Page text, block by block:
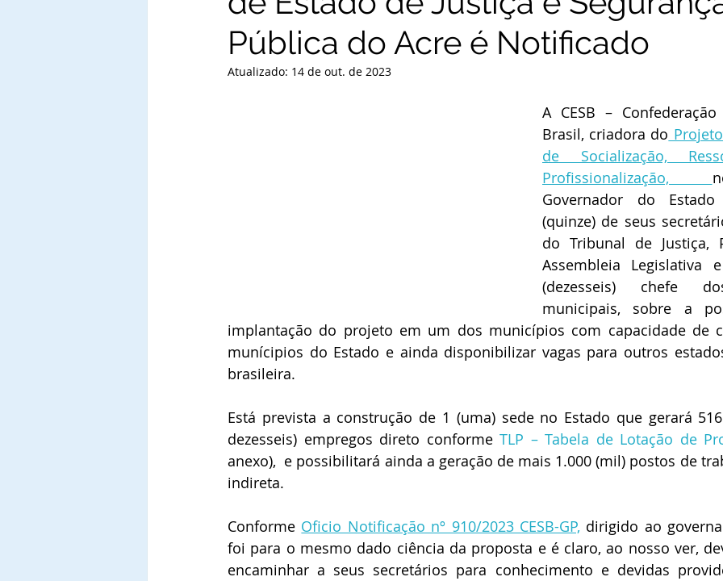
Pública do Acre é Notificado
Atualizado: 14 de out. de 2023
A CESB –
Brasil, criadora do
de Socialização,
Profissionalização,
Governador do
(quinze) de seus
do Tribunal de Justiça,
Assembleia Legislativa
(dezesseis) chefe
municipais, sobre a
implantação do projeto em um dos municípios com capacidade de
munícipios do Estado e ainda disponibilizar vagas para outros
brasileira.
Está prevista a construção de 1 (uma) sede no Estado que gerará
dezesseis) empregos direto conforme TLP – Tabela de Lotação de
anexo),  e possibilitará ainda a geração de mais 1.000 (mil) postos de
indireta.
Conforme Oficio Notificação nº 910/2023 CESB-GP, dirigido ao
foi para o mesmo dado ciência da proposta e é claro, ao nosso ver,
encaminhar a seus secretários para conhecimento e devidas